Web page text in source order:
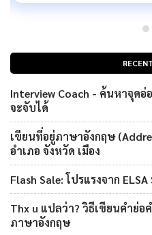
Interview Coach - ค้นหาจุด
จะจับได้
เขียนที่อยู่ภาษาอังกฤษ
อำเภอ จังหวัด เมือง
Flash Sale: โปรแรงจาก
Thx u แปลว่า? วิธีเขียนคำย่
ภาษาอังกฤษ